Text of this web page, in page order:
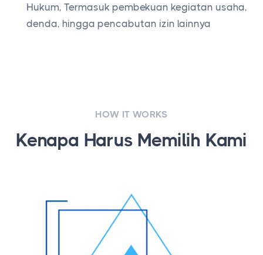
Hukum, Termasuk pembekuan kegiatan usaha,
denda, hingga pencabutan izin lainnya
HOW IT WORKS
Kenapa Harus Memilih Kami